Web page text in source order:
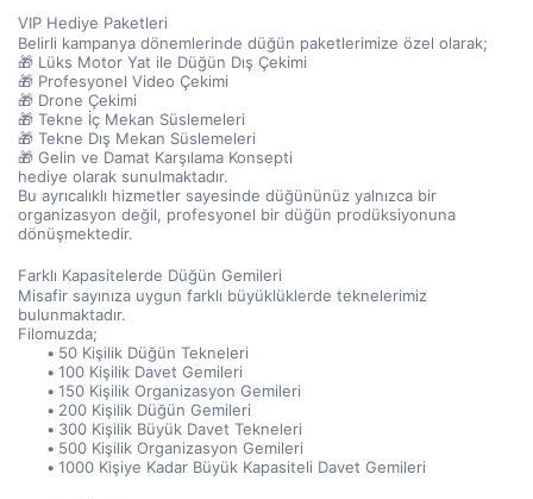
VIP Hediye Paketleri
Belirli kampanya dönemlerinde düğün paketlerimize özel olarak;
🎁 Lüks Motor Yat ile Düğün Dış Çekimi
🎁 Profesyonel Video Çekimi
🎁 Drone Çekimi
🎁 Tekne İç Mekan Süslemeleri
🎁 Tekne Dış Mekan Süslemeleri
🎁 Gelin ve Damat Karşılama Konsepti
hediye olarak sunulmaktadır.
Bu ayrıcalıklı hizmetler sayesinde düğününüz yalnızca bir
organizasyon değil, profesyonel bir düğün prodüksiyonuna
dönüşmektedir.
Farklı Kapasitelerde Düğün Gemileri
Misafir sayınıza uygun farklı büyüklüklerde teknelerimiz
bulunmaktadır.
Filomuzda;
50 Kişilik Düğün Tekneleri
100 Kişilik Davet Gemileri
150 Kişilik Organizasyon Gemileri
200 Kişilik Düğün Gemileri
300 Kişilik Büyük Davet Tekneleri
500 Kişilik Organizasyon Gemileri
1000 Kişiye Kadar Büyük Kapasiteli Davet Gemileri